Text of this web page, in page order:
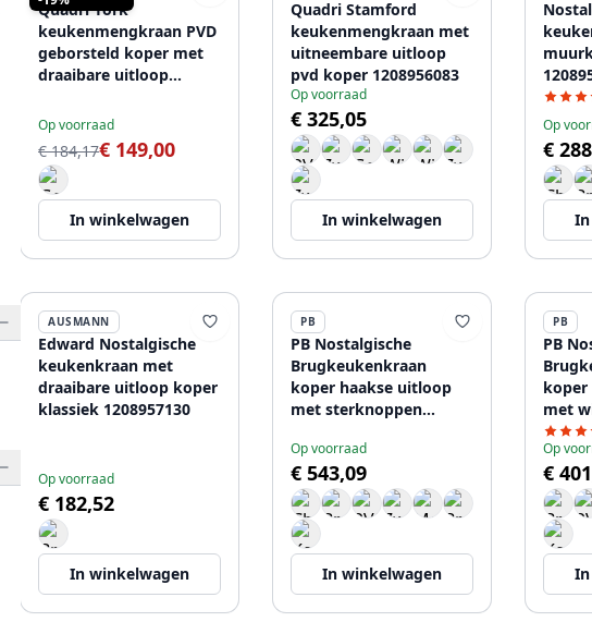
Quadri York
keukenmengkraan PVD
geborsteld koper met
draaibare uitloop
Op voorraad
€ 184,17€ 149,00
In winkelwagen
Quadri Stamford
keukenmengkraan met
uitneembare uitloop
pvd koper 1208956083
Op voorraad
€ 325,05
In winkelwagen
Op
€
AUSMANN
Edward Nostalgische
keukenkraan met
draaibare uitloop koper
klassiek 1208957130
Op voorraad
€ 182,52
In winkelwagen
PB
PB Nostalgische
Brugkeukenkraan
koper haakse uitloop
met sterknoppen
Op voorraad
€ 543,09
In winkelwagen
PB
PB
met
Op
€